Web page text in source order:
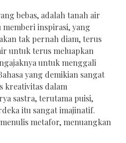
bebas, adalah tanah air
inspirasi, yang
tak pernah diam, terus
untuk terus meluapkan
untuk menggali
yang demikian sangat
kreativitas dalam
sastra, terutama puisi,
itu sangat imajinatif.
metafor, menuangkan